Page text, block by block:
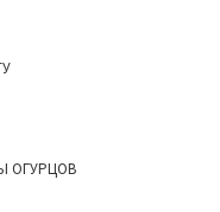
ОГУРЦОВ